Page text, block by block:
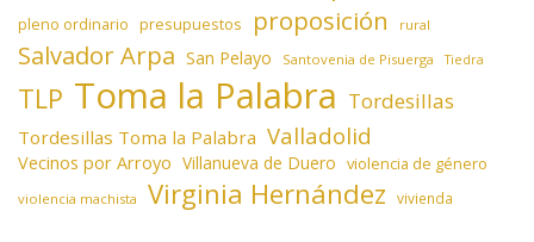
pleno ordinario presupuestos proposición rural
Salvador Arpa San Pelayo Santovenia de Pisuerga Tiedra
TLP Toma la Palabra Tordesillas
Tordesillas Toma la Palabra Valladolid
Vecinos por Arroyo Villanueva de Duero violencia de género
violencia machista Virginia Hernández vivienda